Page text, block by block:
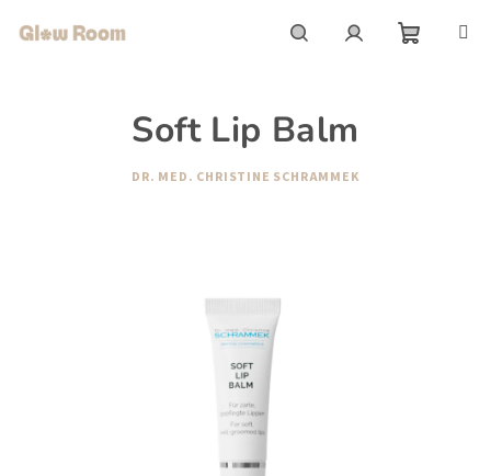
Soft Lip Balm
DR. MED. CHRISTINE SCHRAMMEK